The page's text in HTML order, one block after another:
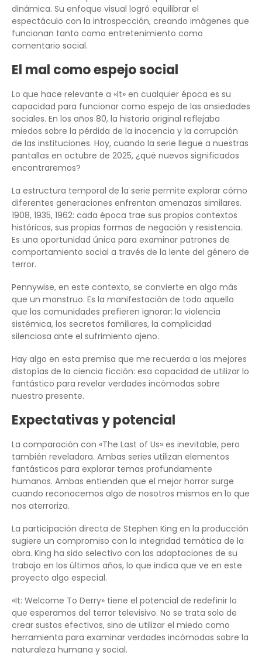
dinámica. Su enfoque visual logró equilibrar el
espectáculo con la introspección, creando imágenes que
funcionan tanto como entretenimiento como
comentario social.
El mal como espejo social
Lo que hace relevante a «It» en cualquier época es su
capacidad para funcionar como espejo de las ansiedades
sociales. En los años 80, la historia original reflejaba
miedos sobre la pérdida de la inocencia y la corrupción
de las instituciones. Hoy, cuando la serie llegue a nuestras
pantallas en octubre de 2025, ¿qué nuevos significados
encontraremos?
La estructura temporal de la serie permite explorar cómo
diferentes generaciones enfrentan amenazas similares.
1908, 1935, 1962: cada época trae sus propios contextos
históricos, sus propias formas de negación y resistencia.
Es una oportunidad única para examinar patrones de
comportamiento social a través de la lente del género de
terror.
Pennywise, en este contexto, se convierte en algo más
que un monstruo. Es la manifestación de todo aquello
que las comunidades prefieren ignorar: la violencia
sistémica, los secretos familiares, la complicidad
silenciosa ante el sufrimiento ajeno.
Hay algo en esta premisa que me recuerda a las mejores
distopías de la ciencia ficción: esa capacidad de utilizar lo
fantástico para revelar verdades incómodas sobre
nuestro presente.
Expectativas y potencial
La comparación con «The Last of Us» es inevitable, pero
también reveladora. Ambas series utilizan elementos
fantásticos para explorar temas profundamente
humanos. Ambas entienden que el mejor horror surge
cuando reconocemos algo de nosotros mismos en lo que
nos aterroriza.
La participación directa de Stephen King en la producción
sugiere un compromiso con la integridad temática de la
obra. King ha sido selectivo con las adaptaciones de su
trabajo en los últimos años, lo que indica que ve en este
proyecto algo especial.
«It: Welcome To Derry» tiene el potencial de redefinir lo
que esperamos del terror televisivo. No se trata solo de
crear sustos efectivos, sino de utilizar el miedo como
herramienta para examinar verdades incómodas sobre la
naturaleza humana y social.